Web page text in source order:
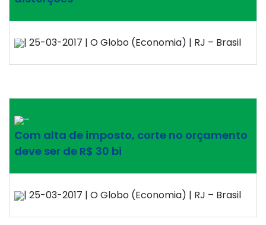
| 25-03-2017 | O Globo (Economia) | RJ – Brasil
–
Com alta de imposto, corte no orçamento
deve ser de R$ 30 bi
| 25-03-2017 | O Globo (Economia) | RJ – Brasil